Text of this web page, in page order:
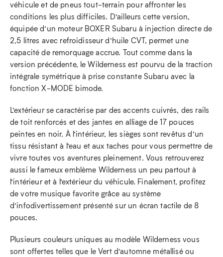
véhicule et de pneus tout-terrain pour affronter les
conditions les plus difficiles. D’ailleurs cette version,
équipée d’un moteur BOXER Subaru à injection directe de
2,5 litres avec refroidisseur d’huile CVT, permet une
capacité de remorquage accrue. Tout comme dans la
version précédente, le Wilderness est pourvu de la traction
intégrale symétrique à prise constante Subaru avec la
fonction X-MODE bimode.
L’extérieur se caractérise par des accents cuivrés, des rails
de toit renforcés et des jantes en alliage de 17 pouces
peintes en noir. À l’intérieur, les sièges sont revêtus d’un
tissu résistant à l’eau et aux taches pour vous permettre de
vivre toutes vos aventures pleinement. Vous retrouverez
aussi le fameux emblème Wilderness un peu partout à
l’intérieur et à l’extérieur du véhicule. Finalement, profitez
de votre musique favorite grâce au système
d’infodivertissement présenté sur un écran tactile de 8
pouces.
Plusieurs couleurs uniques au modèle Wilderness vous
sont offertes telles que le Vert d’automne métallisé ou